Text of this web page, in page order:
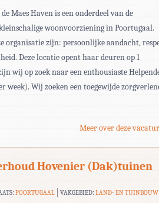
Maes Haven is een onderdeel van de
woonvoorziening in Poortugaal.
organisatie zijn: persoonlijke aandacht,
Deze locatie opent haar deuren op 1
wij op zoek naar een enthousiaste
week). Wij zoeken een toegewijde
Meer over deze
Hovenier (Dak)tuinen
POORTUGAAL VAKGEBIED:LAND- EN TUINBOUW